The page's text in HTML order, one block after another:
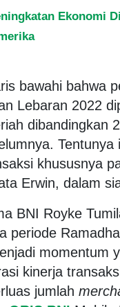
Ekonomi
bawahi bahwa
Lebaran 2022
dibandingkan
Tentunya
khususnya
Erwin, dalam
BNI Royke
periode
momentum
kinerja
jumlah